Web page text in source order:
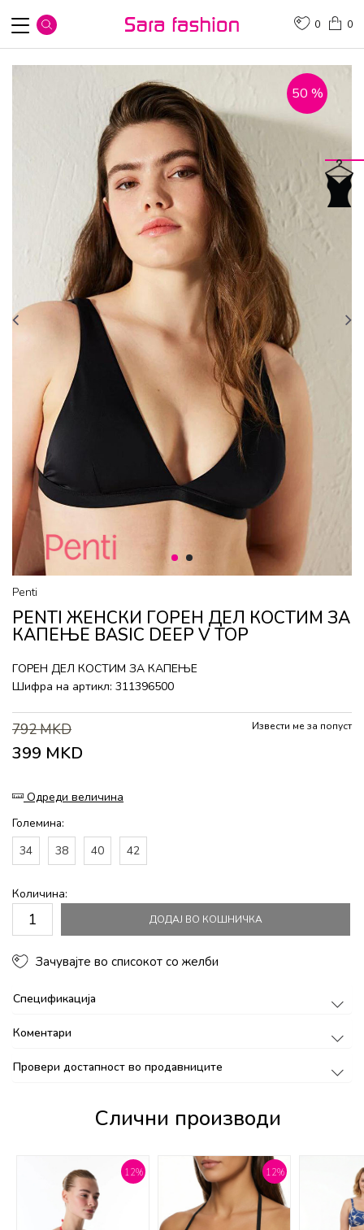
0
0
1 2
50 %
Penti
PENTI ЖЕНСКИ ГОРEН ДЕЛ КОСТИМ ЗА
КАПЕЊЕ BASIC DEEP V TOP
ГОРEН ДЕЛ КОСТИМ ЗА КАПЕЊЕ
Шифра на артикл: 311396500
792MKD
399 MKD
Извести ме за попуст
Одреди величина
Големина:
34
38 40 42
Количина:
ДОДАЈ ВО КОШНИЧКА
Зачувајте во списокот со желби
Спецификација
Коментари
Провери достапност во продавниците
Слични производи
12% 12%